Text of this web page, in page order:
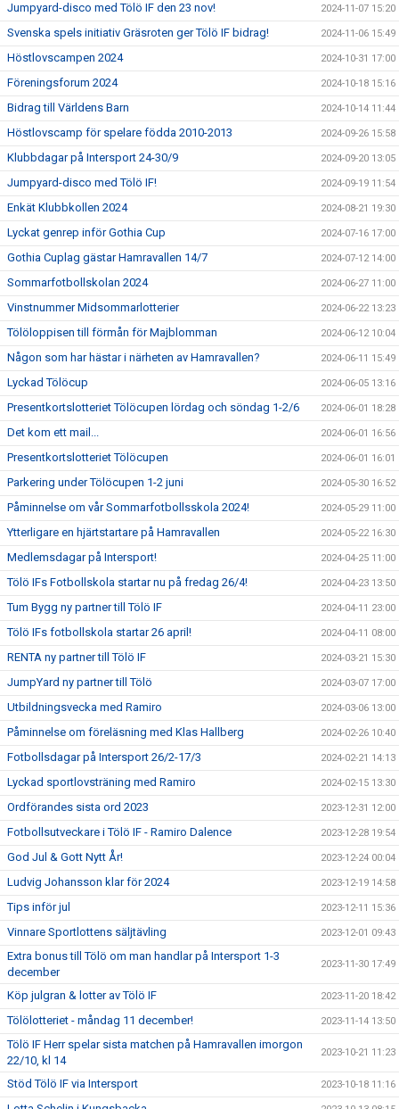
Jumpyard-disco med Tölö IF den 23 nov! 2024-11-07 15:20
Svenska spels initiativ Gräsroten ger Tölö IF bidrag! 2024-11-06 15:49
Höstlovscampen 2024 2024-10-31 17:00
Föreningsforum 2024 2024-10-18 15:16
Bidrag till Världens Barn 2024-10-14 11:44
Höstlovscamp för spelare födda 2010-2013 2024-09-26 15:58
Klubbdagar på Intersport 24-30/9 2024-09-20 13:05
Jumpyard-disco med Tölö IF! 2024-09-19 11:54
Enkät Klubbkollen 2024 2024-08-21 19:30
Lyckat genrep inför Gothia Cup 2024-07-16 17:00
Gothia Cuplag gästar Hamravallen 14/7 2024-07-12 14:00
Sommarfotbollskolan 2024 2024-06-27 11:00
Vinstnummer Midsommarlotterier 2024-06-22 13:23
Tölöloppisen till förmån för Majblomman 2024-06-12 10:04
Någon som har hästar i närheten av Hamravallen? 2024-06-11 15:49
Lyckad Tölöcup 2024-06-05 13:16
Presentkortslotteriet Tölöcupen lördag och söndag 1-2/6 2024-06-01 18:28
Det kom ett mail... 2024-06-01 16:56
Presentkortslotteriet Tölöcupen 2024-06-01 16:01
Parkering under Tölöcupen 1-2 juni 2024-05-30 16:52
Påminnelse om vår Sommarfotbollsskola 2024! 2024-05-29 11:00
Ytterligare en hjärtstartare på Hamravallen 2024-05-22 16:30
Medlemsdagar på Intersport! 2024-04-25 11:00
Tölö IFs Fotbollskola startar nu på fredag 26/4! 2024-04-23 13:50
Tum Bygg ny partner till Tölö IF 2024-04-11 23:00
Tölö IFs fotbollskola startar 26 april! 2024-04-11 08:00
RENTA ny partner till Tölö IF 2024-03-21 15:30
JumpYard ny partner till Tölö 2024-03-07 17:00
Utbildningsvecka med Ramiro 2024-03-06 13:00
Påminnelse om föreläsning med Klas Hallberg 2024-02-26 10:40
Fotbollsdagar på Intersport 26/2-17/3 2024-02-21 14:13
Lyckad sportlovsträning med Ramiro 2024-02-15 13:30
Ordförandes sista ord 2023 2023-12-31 12:00
Fotbollsutveckare i Tölö IF - Ramiro Dalence 2023-12-28 19:54
God Jul & Gott Nytt År! 2023-12-24 00:04
Ludvig Johansson klar för 2024 2023-12-19 14:58
Tips inför jul 2023-12-11 15:36
Vinnare Sportlottens säljtävling 2023-12-01 09:43
Extra bonus till Tölö om man handlar på Intersport 1-3
december
2023-11-30 17:49
Köp julgran & lotter av Tölö IF 2023-11-20 18:42
Tölölotteriet - måndag 11 december! 2023-11-14 13:50
Tölö IF Herr spelar sista matchen på Hamravallen imorgon
22/10, kl 14
2023-10-21 11:23
Stöd Tölö IF via Intersport 2023-10-18 11:16